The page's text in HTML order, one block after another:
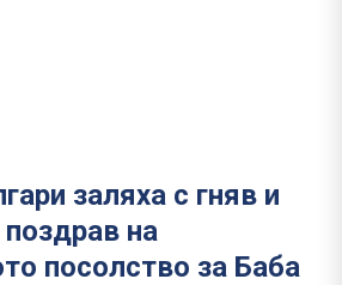
заляха с гняв и
на
посолство за Баба